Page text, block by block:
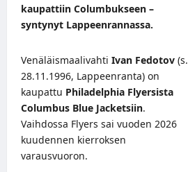
kaupattiin Columbukseen –
syntynyt Lappeenrannassa.
Venäläismaalivahti Ivan Fedotov (s.
28.11.1996, Lappeenranta) on
kaupattu Philadelphia Flyersista
Columbus Blue Jacketsiin.
Vaihdossa Flyers sai vuoden 2026
kuudennen kierroksen
varausvuoron.